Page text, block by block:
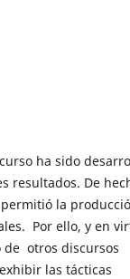
ha sido
resultados. De
la
Por ello, y en
de otros discursos
las tácticas